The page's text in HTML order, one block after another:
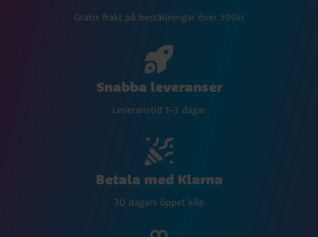
Gratis frakt på beställningar över 599kr
Snabba leveranser
Leveranstid 1-3 dagar
Betala med Klarna
30 dagars öppet köp